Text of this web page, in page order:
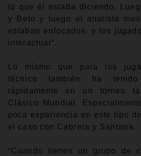
lo que él estaba diciendo.
y Beto y luego el analista
estaban enfocados, y los
interactuar”.
Lo mismo que para los
técnico también ha
rápidamente en un torneo
Clásico Mundial.
poca experiencia en este tipo
el caso con Cabrera y Santana.
“Cuando tienes un grupo de